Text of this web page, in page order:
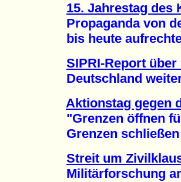
15. Jahrestag des
Propaganda von
bis heute
SIPRI-Report
Deutschland weiter
Aktionstag gegen
"Grenzen öffnen
Grenzen schließen
Streit um
Militärforschung